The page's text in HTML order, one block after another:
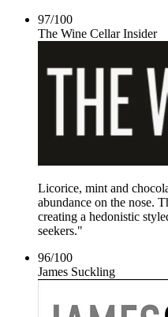
97/100
The Wine Cellar Insider
Licorice, mint and
abundance on the nose.
creating a hedonistic
seekers."
96/100
James Suckling